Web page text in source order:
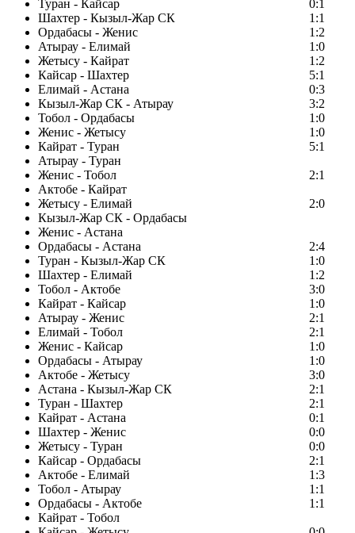
Туран - Кайсар
0:1
Шахтер - Кызыл-Жар СК
1:1
Ордабасы - Женис
1:2
Атырау - Елимай
1:0
Жетысу - Кайрат
1:2
Кайсар - Шахтер
5:1
Елимай - Астана
0:3
Кызыл-Жар СК - Атырау
3:2
Тобол - Ордабасы
1:0
Женис - Жетысу
1:0
Кайрат - Туран
5:1
Атырау - Туран
Женис - Тобол
2:1
Актобе - Кайрат
Жетысу - Елимай
2:0
Кызыл-Жар СК - Ордабасы
Женис - Астана
Ордабасы - Астана
2:4
Туран - Кызыл-Жар СК
1:0
Шахтер - Елимай
1:2
Тобол - Актобе
3:0
Кайрат - Кайсар
1:0
Атырау - Женис
2:1
Елимай - Тобол
2:1
Женис - Кайсар
1:0
Ордабасы - Атырау
1:0
Актобе - Жетысу
3:0
Астана - Кызыл-Жар СК
2:1
Туран - Шахтер
2:1
Кайрат - Астана
0:1
Шахтер - Женис
0:0
Жетысу - Туран
0:0
Кайсар - Ордабасы
2:1
Актобе - Елимай
1:3
Тобол - Атырау
1:1
Ордабасы - Актобе
1:1
Кайрат - Тобол